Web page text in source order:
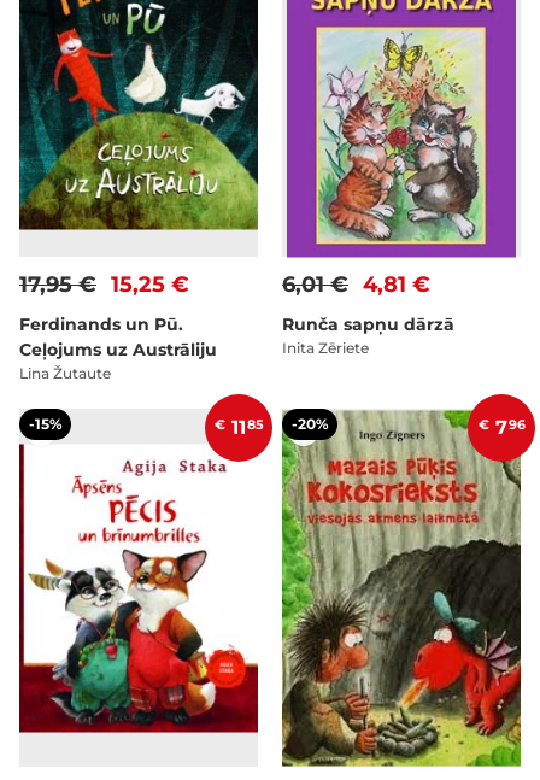
15,25 €
17,95 €
Ferdinands un Pū.
Ceļojums uz Austrāliju
Lina Žutaute
4,81 €
6,01 €
Runča sapņu dārzā
Inita Zēriete
-15% € 1185 -20% € 796